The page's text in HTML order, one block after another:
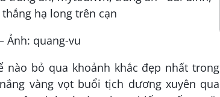
Ảnh: quang-vu
nào bỏ qua khoảnh khắc đẹp nhất trong
vàng vọt buổi tịch dương xuyên qua